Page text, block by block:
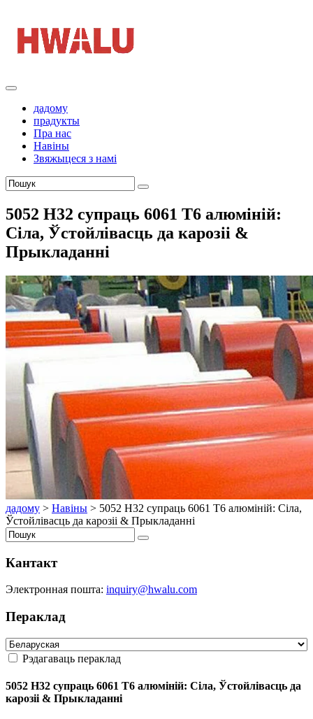
дадому
прадукты
Пра нас
Навіны
Звяжыцеся з намі
5052 H32 супраць 6061 Т6 алюміній:
Сіла, Ўстойлівасць да карозіі &
Прыкладанні
дадому > Навіны > 5052 H32 супраць 6061 Т6 алюміній: Сіла,
Ўстойлівасць да карозіі & Прыкладанні
Кантакт
Электронная пошта: inquiry@hwalu.com
Пераклад
Рэдагаваць пераклад
5052 H32 супраць 6061 Т6 алюміній: Сіла, Ўстойлівасць да
карозіі & Прыкладанні